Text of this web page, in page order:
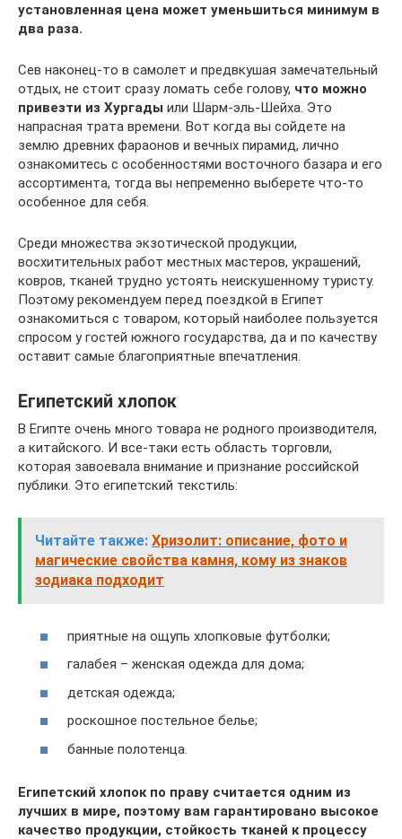
установленная цена может уменьшиться минимум в
два раза.
Сев наконец-то в самолет и предвкушая замечательный
отдых, не стоит сразу ломать себе голову, что можно
привезти из Хургады или Шарм-эль-Шейха. Это
напрасная трата времени. Вот когда вы сойдете на
землю древних фараонов и вечных пирамид, лично
ознакомитесь с особенностями восточного базара и его
ассортимента, тогда вы непременно выберете что-то
особенное для себя.
Среди множества экзотической продукции,
восхитительных работ местных мастеров, украшений,
ковров, тканей трудно устоять неискушенному туристу.
Поэтому рекомендуем перед поездкой в Египет
ознакомиться с товаром, который наиболее пользуется
спросом у гостей южного государства, да и по качеству
оставит самые благоприятные впечатления.
Египетский хлопок
В Египте очень много товара не родного производителя,
а китайского. И все-таки есть область торговли,
которая завоевала внимание и признание российской
публики. Это египетский текстиль:
Читайте также: Хризолит: описание, фото и
магические свойства камня, кому из знаков
зодиака подходит
приятные на ощупь хлопковые футболки;
галабея – женская одежда для дома;
детская одежда;
роскошное постельное белье;
банные полотенца.
Египетский хлопок по праву считается одним из
лучших в мире, поэтому вам гарантировано высокое
качество продукции, стойкость тканей к процессу